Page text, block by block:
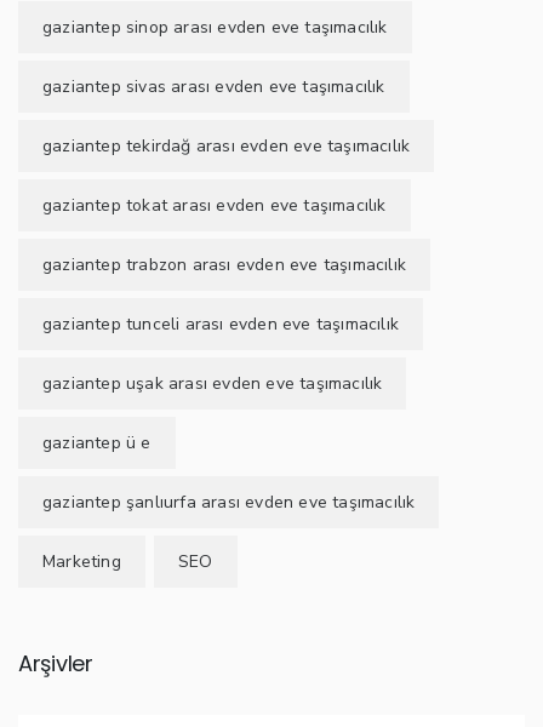
gaziantep sinop arası evden eve taşımacılık
gaziantep sivas arası evden eve taşımacılık
gaziantep tekirdağ arası evden eve taşımacılık
gaziantep tokat arası evden eve taşımacılık
gaziantep trabzon arası evden eve taşımacılık
gaziantep tunceli arası evden eve taşımacılık
gaziantep uşak arası evden eve taşımacılık
gaziantep ü e
gaziantep şanlıurfa arası evden eve taşımacılık
Marketing SEO
Arşivler